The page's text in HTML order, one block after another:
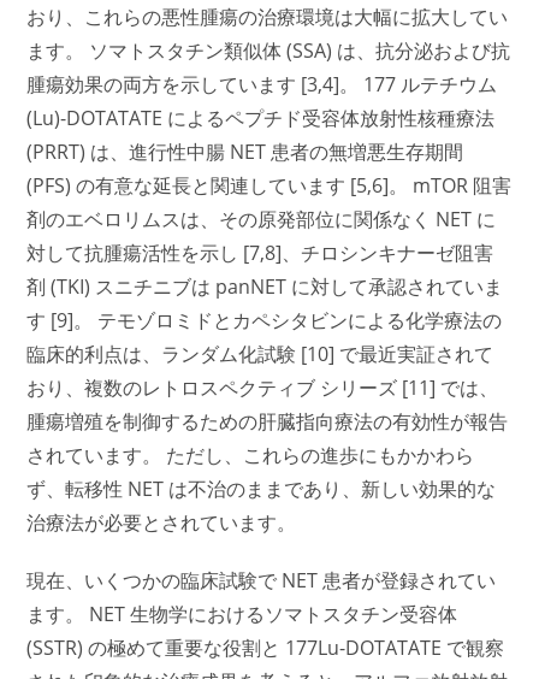
おり、これらの悪性腫瘍の治療環境は大幅に拡大してい
ます。 ソマトスタチン類似体 (SSA) は、抗分泌および抗
腫瘍効果の両方を示しています [3,4]。 177 ルテチウム
(Lu)-DOTATATE によるペプチド受容体放射性核種療法
(PRRT) は、進行性中腸 NET 患者の無増悪生存期間
(PFS) の有意な延長と関連しています [5,6]。 mTOR 阻害
剤のエベロリムスは、その原発部位に関係なく NET に
対して抗腫瘍活性を示し [7,8]、チロシンキナーゼ阻害
剤 (TKI) スニチニブは panNET に対して承認されていま
す [9]。 テモゾロミドとカペシタビンによる化学療法の
臨床的利点は、ランダム化試験 [10] で最近実証されて
おり、複数のレトロスペクティブ シリーズ [11] では、
腫瘍増殖を制御するための肝臓指向療法の有効性が報告
されています。 ただし、これらの進歩にもかかわら
ず、転移性 NET は不治のままであり、新しい効果的な
治療法が必要とされています。
現在、いくつかの臨床試験で NET 患者が登録されてい
ます。 NET 生物学におけるソマトスタチン受容体
(SSTR) の極めて重要な役割と 177Lu-DOTATATE で観察